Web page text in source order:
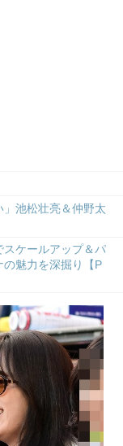
池松壮亮＆仲野太
スケールアップ＆パ
の魅力を深掘り【P